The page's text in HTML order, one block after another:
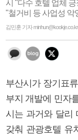
시 "다수 호텔 업체
"철거비 등 사업성 악
김민훈 기자 minhun@kookje.co.kr
부산시가 장기표
부지 개발에 민자
시는 과거와 달리
갖춰 관광호텔 유